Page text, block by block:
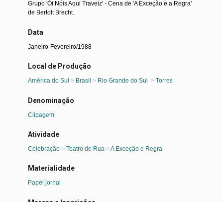
Grupo 'Ói Nóis Aqui Traveiz' - Cena de 'A Exceção e a Regra'
de Bertolt Brecht.
Data
Janeiro-Fevereiro/1988
Local de Produção
América do Sul > Brasil > Rio Grande do Sul > Torres
Denominação
Clipagem
Atividade
Celebração> Teatro de Rua>A Exceção e Regra
Materialidade
Papel jornal